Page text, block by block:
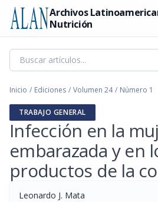
Archivos
Nutrición
Inicio / Ediciones / Volumen 24 / Número 1
TRABAJO GENERAL
Infección en la
embarazada y en
productos de la
Leonardo J. Mata